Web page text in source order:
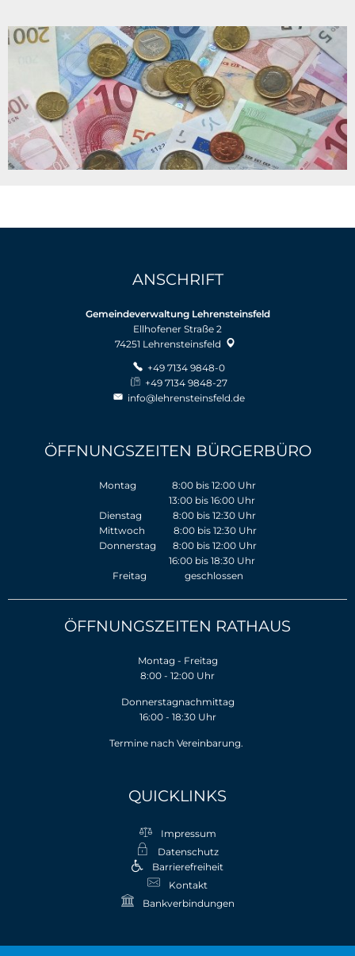
ANSCHRIFT
Gemeindeverwaltung Lehrensteinsfeld
Ellhofener Straße 2
74251 Lehrensteinsfeld
+49 7134 9848-0
+49 7134 9848-27
info@lehrensteinsfeld.de
ÖFFNUNGSZEITEN BÜRGERBÜRO
Montag 8:00 bis 12:00 Uhr
13:00 bis 16:00 Uhr
Dienstag 8:00 bis 12:30 Uhr
Mittwoch 8:00 bis 12:30 Uhr
Donnerstag 8:00 bis 12:00 Uhr
16:00 bis 18:30 Uhr
Freitag geschlossen
ÖFFNUNGSZEITEN RATHAUS
Montag - Freitag
8:00 - 12:00 Uhr
Donnerstagnachmittag
16:00 - 18:30 Uhr
Termine nach Vereinbarung.
QUICKLINKS
Impressum
Datenschutz
Barrierefreiheit
Kontakt
Bankverbindungen